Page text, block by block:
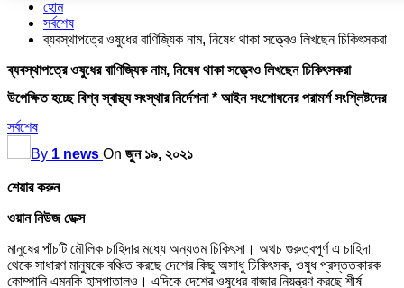
হোম
সর্বশেষ
ব্যবস্থাপত্রে ওষুধের বাণিজ্যিক নাম, নিষেধ থাকা সত্ত্বেও লিখছেন চিকিৎসকরা
ব্যবস্থাপত্রে ওষুধের বাণিজ্যিক নাম, নিষেধ থাকা সত্ত্বেও লিখছেন চিকিৎসকরা
উপেক্ষিত হচ্ছে বিশ্ব স্বাস্থ্য সংস্থার নির্দেশনা * আইন সংশোধনের পরামর্শ সংশ্লিষ্টদের
সর্বশেষ
By 1 news On জুন ১৯, ২০২১
শেয়ার করুন
ওয়ান নিউজ ডেক্স
মানুষের পাঁচটি মৌলিক চাহিদার মধ্যে অন্যতম চিকিৎসা। অথচ গুরুত্বপূর্ণ এ চাহিদা
থেকে সাধারণ মানুষকে বঞ্চিত করছে দেশের কিছু অসাধু চিকিৎসক, ওষুধ প্রস্ততকারক
কোম্পানি এমনকি হাসপাতালও। এদিকে দেশের ওষুধের বাজার নিয়ন্ত্রণ করছে শীর্ষ